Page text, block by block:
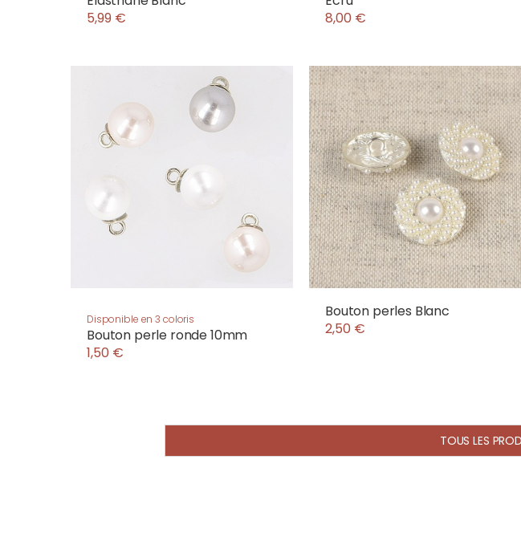
5,99 €
8,00 €
Disponible en 3 coloris
Bouton perle ronde 10mm
1,50 €
Bouton perles Blanc
2,50 €
TOUS LES